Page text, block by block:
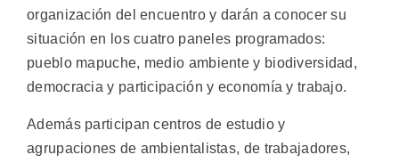
organización del encuentro y darán a conocer su
situación en los cuatro paneles programados:
pueblo mapuche, medio ambiente y biodiversidad,
democracia y participación y economía y trabajo.
Además participan centros de estudio y
agrupaciones de ambientalistas, de trabajadores,